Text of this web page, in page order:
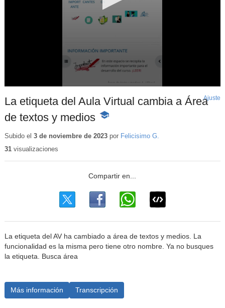
La etiqueta del Aula Virtual cambia a Área
de textos y medios -
educativo
Ajuste
Subido el 3 de noviembre de 2023por Felicisimo G.
31visualizaciones
La etiqueta del AV ha cambiado a área de textos y medios. La
funcionalidad es la misma pero tiene otro nombre. Ya no busques
la etiqueta. Busca área
Más información Transcripción